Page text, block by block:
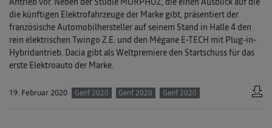
die künftigen Elektrofahrzeuge der Marke gibt, präsentiert der
französische Automobilhersteller auf seinem Stand in Halle 4 den
rein elektrischen Twingo Z.E. und den Mégane E-TECH mit Plug-in-
Hybridantrieb. Dacia gibt als Weltpremiere den Startschuss für das
erste Elektroauto der Marke.
19. Februar 2020 Genf 2020 Genf 2020 Genf 2020